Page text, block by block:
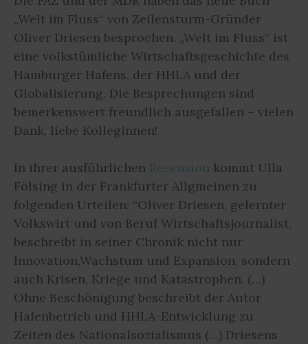
„Welt im Fluss“ von Zeilensturm-Gründer
Oliver Driesen besprochen. „Welt im Fluss“ ist
eine volkstümliche Wirtschaftsgeschichte des
Hamburger Hafens, der HHLA und der
Globalisierung. Die Besprechungen sind
bemerkenswert freundlich ausgefallen – vielen
Dank, liebe Kolleginnen!
In ihrer ausführlichen Rezension kommt Ulla
Fölsing in der Frankfurter Allgmeinen zu
folgenden Urteilen: “Oliver Driesen, gelernter
Volkswirt und von Beruf Wirtschaftsjournalist,
beschreibt in seiner Chronik nicht nur
Innovation,Wachstum und Expansion, sondern
auch Krisen, Kriege und Katastrophen. (…)
Ohne Beschönigung beschreibt der Autor
Hafenbetrieb und HHLA-Entwicklung zu
Zeiten des Nationalsozialismus (…) Driesens